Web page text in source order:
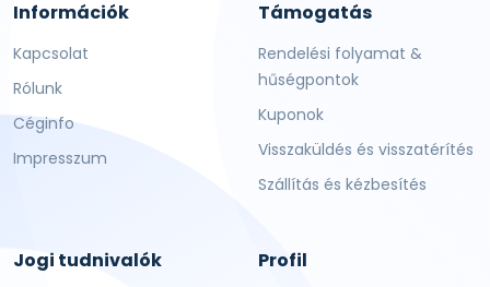
Információk
Kapcsolat
Rólunk
Céginfo
Impresszum
Támogatás
Rendelési folyamat &
hűségpontok
Kuponok
Visszaküldés és visszatérítés
Szállítás és kézbesítés
Jogi tudnivalók Profil